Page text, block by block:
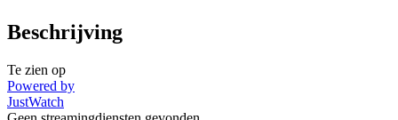
Beschrijving
Te zien op
Powered by
JustWatch